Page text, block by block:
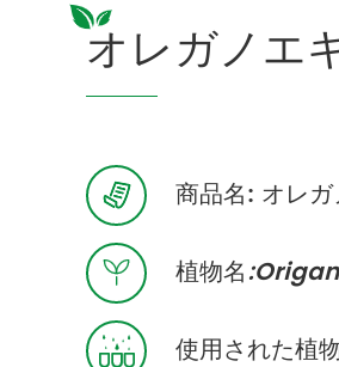
オレガノエ
 商品名: オレ
 植物名
 使用された植